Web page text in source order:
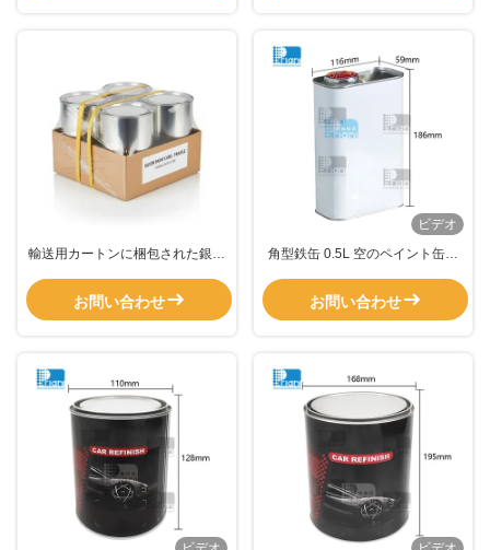
輸送用カートンに梱包された銀色
ロセスをサポートするPEフィルム
お問い合わせ
ビデオ
角型鉄缶 0.5L 空のペイント缶、
ケツ
お問い合わせ